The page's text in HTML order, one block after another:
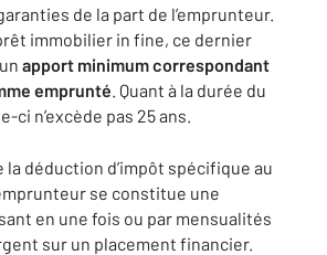
de la part de l’emprunteur.
immobilier in fine, ce dernier
apport minimum correspondant
emprunté. Quant à la durée du
ci n’excède pas 25 ans.
déduction d’impôt spécifique au
se constitue une
en une fois ou par mensualités
sur un placement financier.